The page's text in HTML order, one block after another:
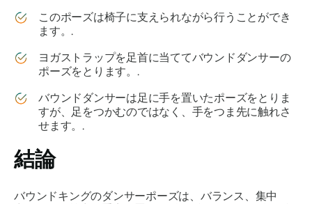
このポーズは椅子に支えられながら行うことができ
ます。.
ヨガストラップを足首に当ててバウンドダンサーの
ポーズをとります。.
バウンドダンサーは足に手を置いたポーズをとりま
すが、足をつかむのではなく、手をつま先に触れさ
せます。.
結論
バウンドキングのダンサーポーズは、バランス、集中